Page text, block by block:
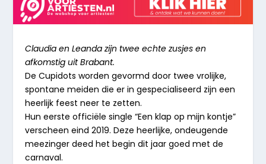
Claudia en Leanda zijn twee echte zusjes en
afkomstig uit Brabant.
De Cupidots worden gevormd door twee vrolijke,
spontane meiden die er in gespecialiseerd zijn een
heerlijk feest neer te zetten.
Hun eerste officiële single “Een klap op mijn kontje”
verscheen eind 2019. Deze heerlijke, ondeugende
meezinger deed het begin dit jaar goed met de
carnaval.